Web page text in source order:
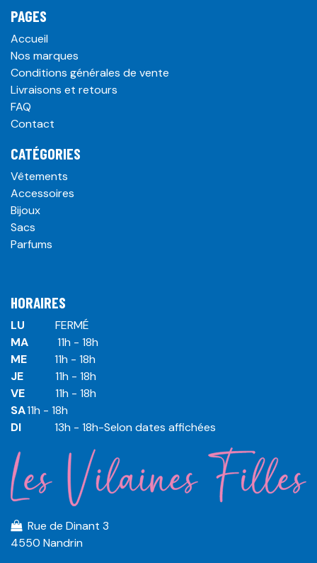
PAGES
Accueil
Nos marques
Conditions générales de vente
Livraisons et retours
FAQ
Contact
CATÉGORIES
Vêtements
Accessoires
Bijoux
Sacs
Parfums
HORAIRES
LU
​ ​FERMÉ
MA
​11h - 18h
ME
​11h - 18h
JE
​​11h - 18h
VE
​​​11h - 18h
SA​​​11h - 18h
DI
​​​ 13h - 18h-Selon dates affichées
Rue de Dinant 3
4550 Nandrin